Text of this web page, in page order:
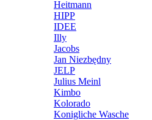
Heitmann
HIPP
IDEE
Illy
Jacobs
Jan Niezbędny
JELP
Julius Meinl
Kimbo
Kolorado
Konigliche Wasche